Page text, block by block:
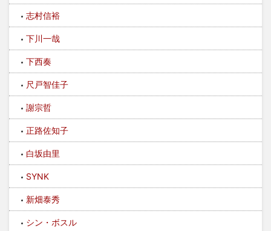
志村信裕
下川一哉
下西奏
尺戸智佳子
謝宗哲
正路佐知子
白坂由里
SYNK
新畑泰秀
シン・ボスル